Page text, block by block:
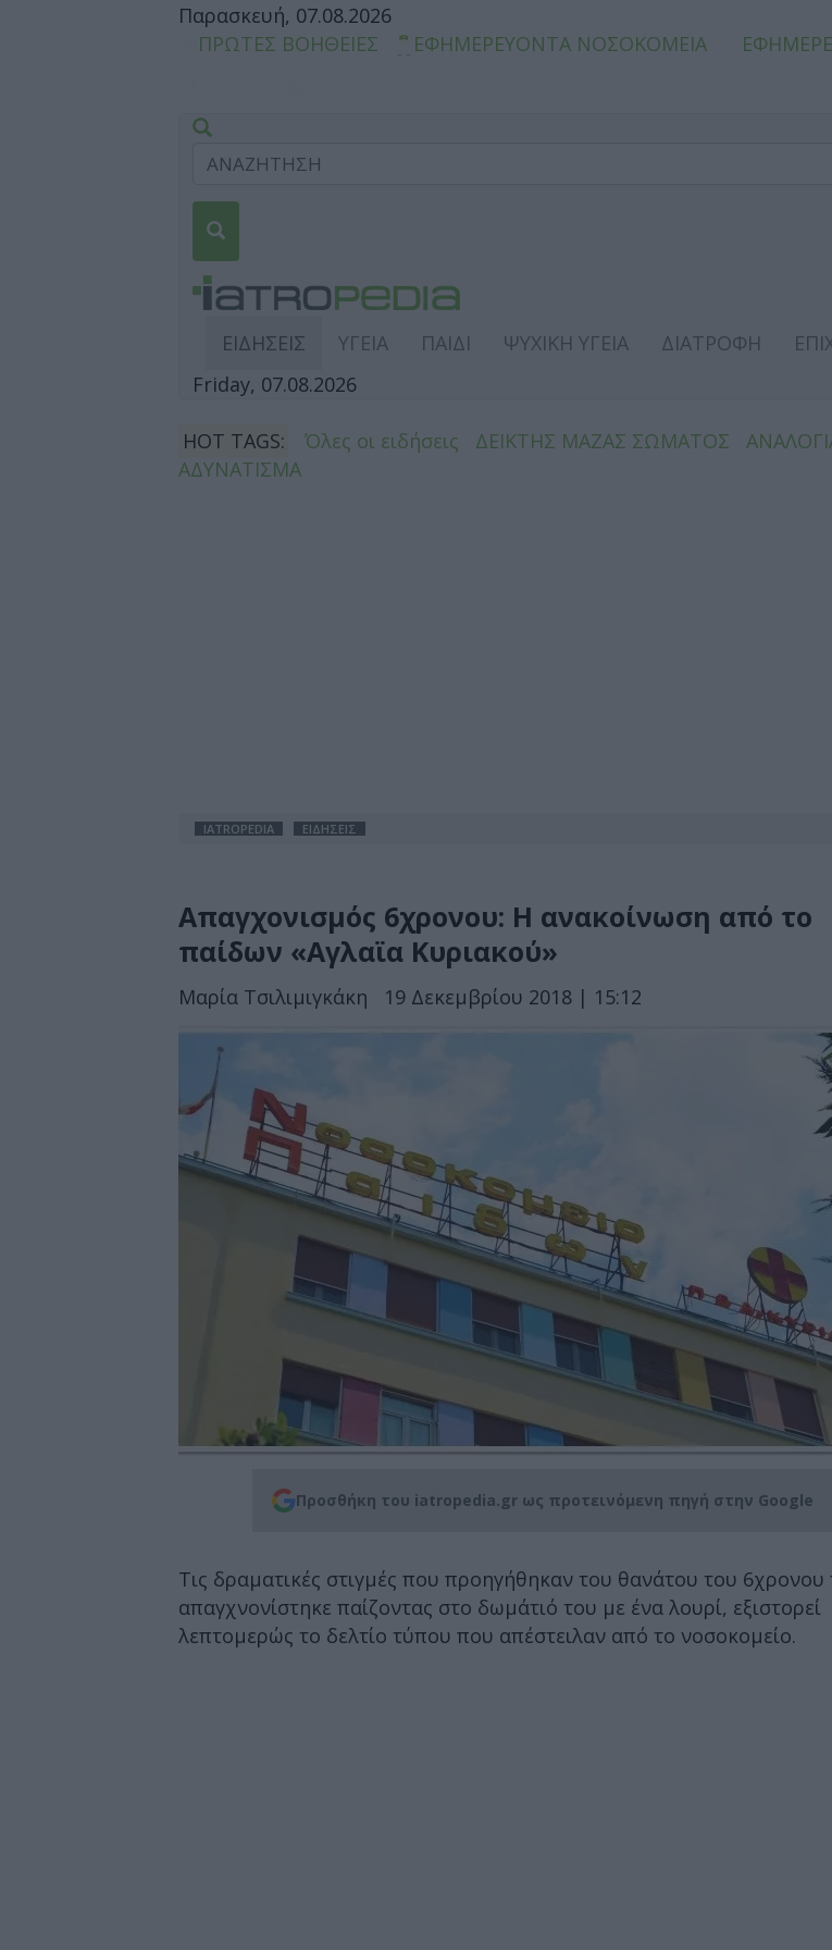
Παρασκευή, 07.08.2026
ΠΡΩΤΕΣ ΒΟΗΘΕΙΕΣ
ΕΦΗΜΕΡΕΥΟΝΤΑ ΝΟΣΟΚΟΜΕΙΑ
ΕΙΔΗΣΕΙΣ ΥΓΕΙΑ ΠΑΙΔΙ ΨΥΧΙΚΗ ΥΓΕΙΑ ΔΙΑΤΡΟΦΗ
Friday, 07.08.2026
HOT TAGS: Όλες οι ειδήσεις ΔΕΙΚΤΗΣ ΜΑΖΑΣ ΣΩΜΑΤΟΣ
ΑΔΥΝΑΤΙΣΜΑ
IATROPEDIA ΕΙΔΗΣΕΙΣ
Απαγχονισμός 6χρονου: Η ανακοίνωση από το
παίδων «Αγλαϊα Κυριακού»
Μαρία Τσιλιμιγκάκη 19 Δεκεμβρίου 2018 | 15:12
Προσθήκη του iatropedia.gr ως προτεινόμενη πηγή στην Google
Τις δραματικές στιγμές που προηγήθηκαν του θανάτου του 6χρονου
απαγχνονίστηκε παίζοντας στο δωμάτιό του με ένα λουρί, εξιστορεί
λεπτομερώς το δελτίο τύπου που απέστειλαν από το νοσοκομείο.